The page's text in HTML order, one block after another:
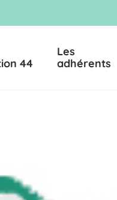
44
Les
adhérents